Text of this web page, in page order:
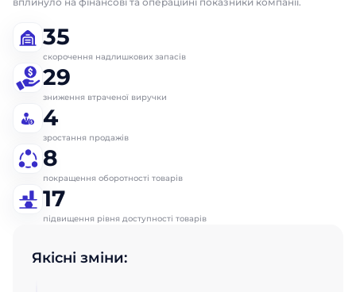
35
скорочення надлишкових запасів
29
зниження втраченої виручки
4
зростання продажів
8
покращення оборотності товарів
17
підвищення рівня доступності товарів
Якісні зміни: